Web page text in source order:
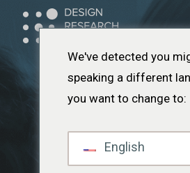
content
We've detected you
speaking a different
you want to change to:
English